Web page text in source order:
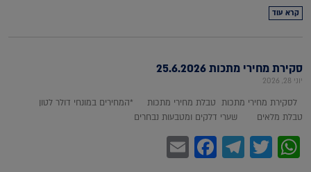
קרא עוד
סקירת מחירי מתכות 25.6.2026
יוני 28, 2026
לסקירת מחירי מתכות טבלת מחירי מתכות *המחירים במונחי דולר לטון
טבלת מלאים שערי דלקים ומטבעות נבחרים
WhatsApp
Twitter
Telegram
Facebook